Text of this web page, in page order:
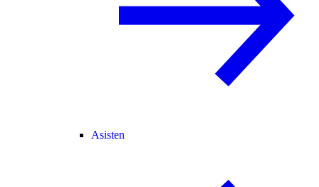
Asisten